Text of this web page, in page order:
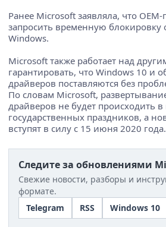
Ранее Microsoft заявляла, что
запросить временную блокировку
Windows.
Microsoft также работает над
гарантировать, что Windows 10 и
драйверов поставляются без
По словам Microsoft,
драйверов не будет происходить
государственных праздников, а
вступят в силу с 15 июня 2020 года.
Следите за обновлениями
Свежие новости, разборы и
формате.
Telegram
RSS Windows 10